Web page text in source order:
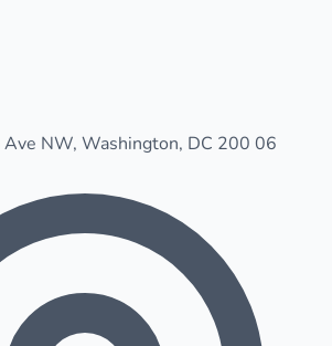
NW, Washington, DC 200 06